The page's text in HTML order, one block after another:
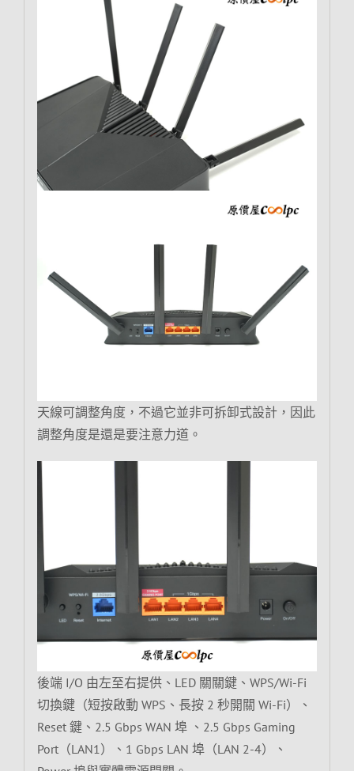
天線可調整角度，不過它並非可拆卸式設計，因此
調整角度是還是要注意力道。
後端 I/O 由左至右提供、LED 關關鍵、WPS/Wi-Fi
切換鍵（短按啟動 WPS、長按 2 秒開關 Wi-Fi）、
Reset 鍵、2.5 Gbps WAN 埠 、2.5 Gbps Gaming
Port（LAN1）、1 Gbps LAN 埠（LAN 2-4）、